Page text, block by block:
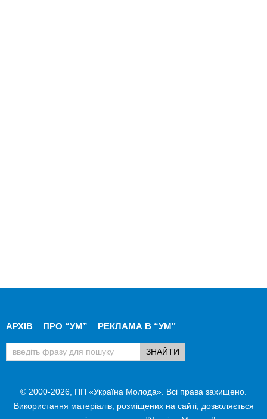
АРХІВ ПРО “УМ” РЕКЛАМА В “УМ"
© 2000-2026, ПП «Україна Молода». Всі права захищено.
Використання матеріалів, розміщених на сайті, дозволяється